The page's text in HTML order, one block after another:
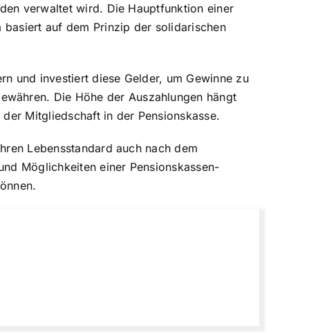
verwaltet wird. Die Hauptfunktion einer
basiert auf dem Prinzip der solidarischen
und investiert diese Gelder, um Gewinne zu
Die Höhe der Auszahlungen hängt
Mitgliedschaft in der Pensionskasse.
Lebensstandard auch nach dem
Möglichkeiten einer Pensionskassen-